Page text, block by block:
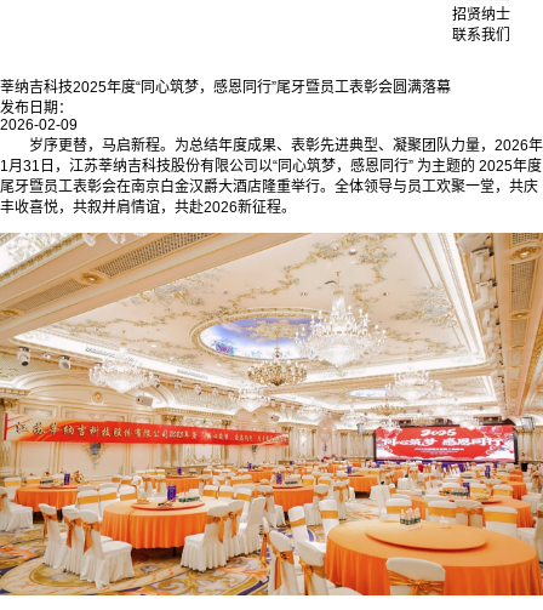
招贤纳士
联系我们
莘纳吉科技2025年度“同心筑梦，感恩同行”尾牙暨员工表彰会圆满落幕
发布日期：
2026-02-09
岁序更替，马启新程。为总结年度成果、表彰先进典型、凝聚团队力量，2026年
1月31日，江苏莘纳吉科技股份有限公司以“同心筑梦，感恩同行” 为主题的 2025年度
尾牙暨员工表彰会在南京白金汉爵大酒店隆重举行。全体领导与员工欢聚一堂，共庆
丰收喜悦，共叙并肩情谊，共赴2026新征程。